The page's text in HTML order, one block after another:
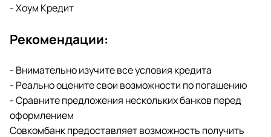
- Хоум Кредит
Рекомендации:
- Внимательно изучите все условия кредита
- Реально оцените свои возможности по погашению
- Сравните предложения нескольких банков перед
оформлением
Совкомбанк предоставляет возможность получить